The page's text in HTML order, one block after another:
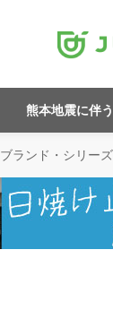
熊本地震に伴
ブランド・シリーズ